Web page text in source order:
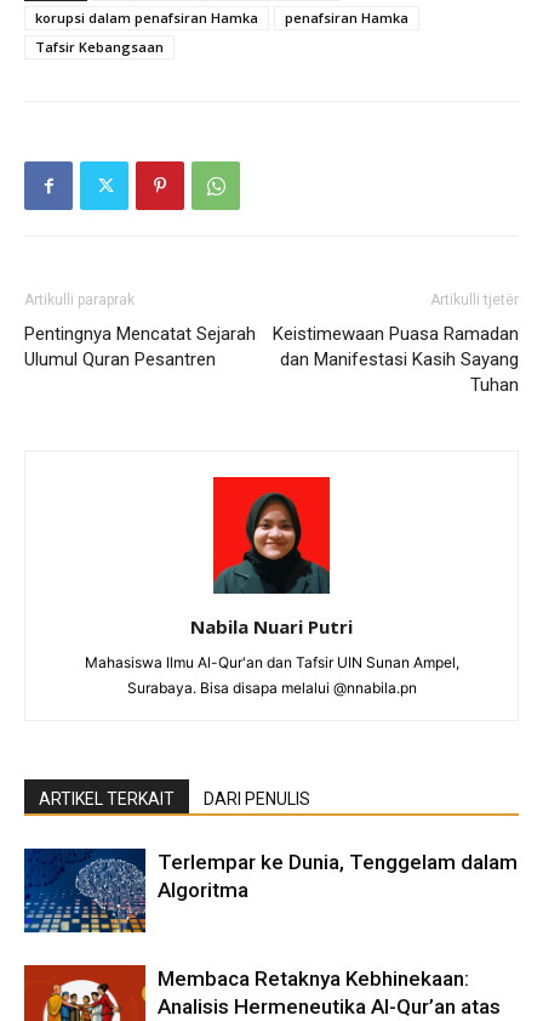
korupsi dalam penafsiran Hamka
penafsiran Hamka
Tafsir Kebangsaan
Artikulli paraprak
Pentingnya Mencatat Sejarah
Ulumul Quran Pesantren
Artikulli tjetër
Keistimewaan Puasa Ramadan
dan Manifestasi Kasih Sayang
Tuhan
Nabila Nuari Putri
Mahasiswa Ilmu Al-Qur'an dan Tafsir UIN Sunan Ampel,
Surabaya. Bisa disapa melalui @nnabila.pn
ARTIKEL TERKAIT DARI PENULIS
Terlempar ke Dunia, Tenggelam dalam
Algoritma
Membaca Retaknya Kebhinekaan:
Analisis Hermeneutika Al-Qur’an atas